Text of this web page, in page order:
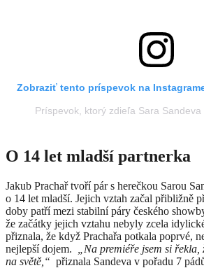
Zobraziť tento príspevok na
Príspevok, ktorý zdieľa Sara
O 14 let mladší partnerka
Jakub Prachař tvoří pár s herečkou Sarou
o 14 let mladší. Jejich vztah začal přibližně
doby patří mezi stabilní páry českého
že začátky jejich vztahu nebyly zcela
přiznala, že když Prachařa potkala poprvé,
nejlepší dojem.
„Na premiéře jsem si řekla,
na světě,“ přiznala Sandeva v pořadu 7